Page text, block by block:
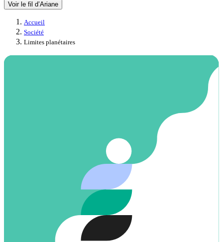
Voir le fil d’Ariane
Accueil
Société
Limites planétaires